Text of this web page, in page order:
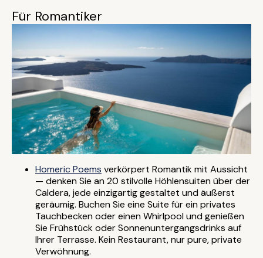
Für Romantiker
Homeric Poems verkörpert Romantik mit Aussicht
— denken Sie an 20 stilvolle Höhlensuiten über der
Caldera, jede einzigartig gestaltet und äußerst
geräumig. Buchen Sie eine Suite für ein privates
Tauchbecken oder einen Whirlpool und genießen
Sie Frühstück oder Sonnenuntergangsdrinks auf
Ihrer Terrasse. Kein Restaurant, nur pure, private
Verwöhnung.